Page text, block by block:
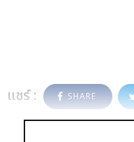
แชร์ : SHARE